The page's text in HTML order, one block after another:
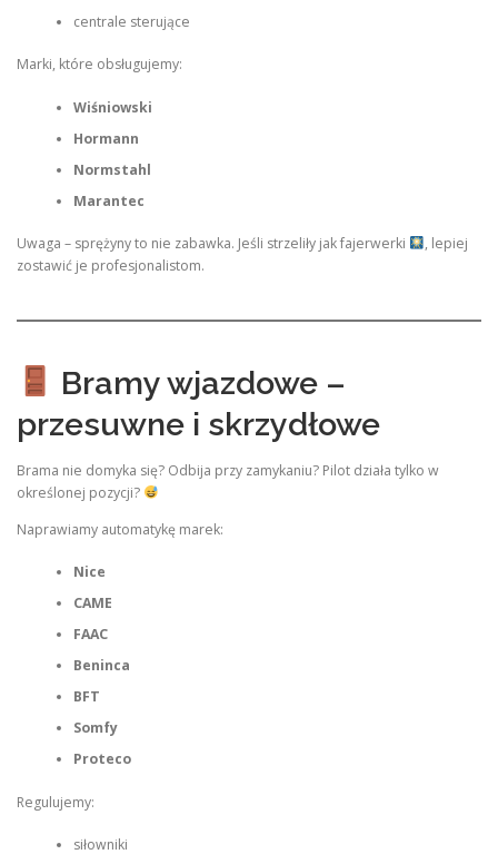
centrale sterujące
Marki, które obsługujemy:
Wiśniowski
Hormann
Normstahl
Marantec
Uwaga – sprężyny to nie zabawka. Jeśli strzeliły jak fajerwerki
, lepiej
zostawić je profesjonalistom.
Bramy wjazdowe –
przesuwne i skrzydłowe
Brama nie domyka się? Odbija przy zamykaniu? Pilot działa tylko w
określonej pozycji?
Naprawiamy automatykę marek:
Nice
CAME
FAAC
Beninca
BFT
Somfy
Proteco
Regulujemy:
siłowniki